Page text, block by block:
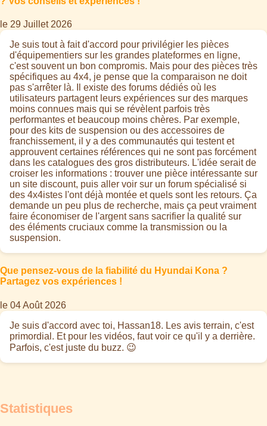
le 29 Juillet 2026
Je suis tout à fait d'accord pour privilégier les pièces
d'équipementiers sur les grandes plateformes en ligne,
c'est souvent un bon compromis. Mais pour des pièces très
spécifiques au 4x4, je pense que la comparaison ne doit
pas s'arrêter là. Il existe des forums dédiés où les
utilisateurs partagent leurs expériences sur des marques
moins connues mais qui se révèlent parfois très
performantes et beaucoup moins chères. Par exemple,
pour des kits de suspension ou des accessoires de
franchissement, il y a des communautés qui testent et
approuvent certaines références qui ne sont pas forcément
dans les catalogues des gros distributeurs. L'idée serait de
croiser les informations : trouver une pièce intéressante sur
un site discount, puis aller voir sur un forum spécialisé si
des 4x4istes l'ont déjà montée et quels sont les retours. Ça
demande un peu plus de recherche, mais ça peut vraiment
faire économiser de l'argent sans sacrifier la qualité sur
des éléments cruciaux comme la transmission ou la
suspension.
Que pensez-vous de la fiabilité du Hyundai Kona ?
Partagez vos expériences !
le 04 Août 2026
Je suis d'accord avec toi, Hassan18. Les avis terrain, c'est
primordial. Et pour les vidéos, faut voir ce qu'il y a derrière.
Parfois, c'est juste du buzz. 😉
Statistiques